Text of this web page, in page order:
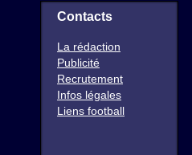
Contacts
La rédaction
Publicité
Recrutement
Infos légales
Liens football